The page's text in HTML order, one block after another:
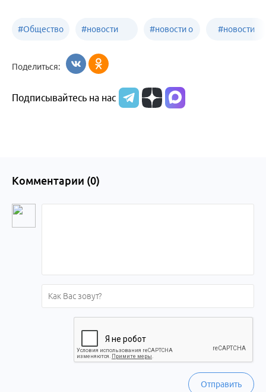
#Общество #новости
образования
#новости о
Алтайского
#новости
Поделиться:
Подписывайтесь на нас
Комментарии (0)
Отправить